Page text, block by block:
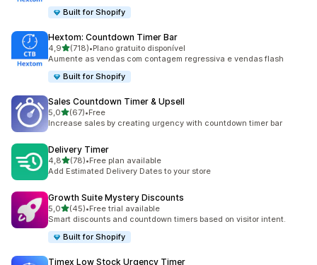
Built for Shopify
Hextom: Countdown Timer Bar
4,9de 5 estrelas
(718)
718 total de avaliações
•Plano gratuito disponível
Aumente as vendas com contagem regressiva e vendas flash
Built for Shopify
Sales Countdown Timer & Upsell
5,0de 5 estrelas
(67)
67 total de avaliações
•Free
Increase sales by creating urgency with countdown timer bar
Delivery Timer
4,8de 5 estrelas
(78)
78 total de avaliações
•Free plan available
Add Estimated Delivery Dates to your store
Growth Suite Mystery Discounts
5,0de 5 estrelas
(45)
45 total de avaliações
•Free trial available
Smart discounts and countdown timers based on visitor intent.
Built for Shopify
Timex Low Stock Urgency Timer